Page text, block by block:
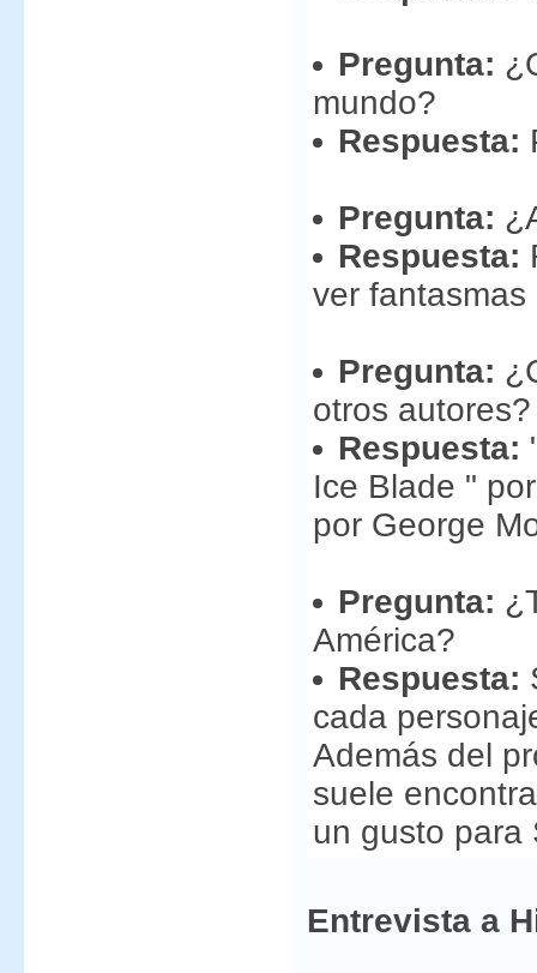
Pregunta:
mundo?
Respuesta:
Pregunta:
Respuesta:
ver
Pregunta:
otros autores?
Respuesta:
Ice Blade "
por George
Pregunta:
América?
Respuesta:
cada
Además del
suele
un gusto para
Entrevista a